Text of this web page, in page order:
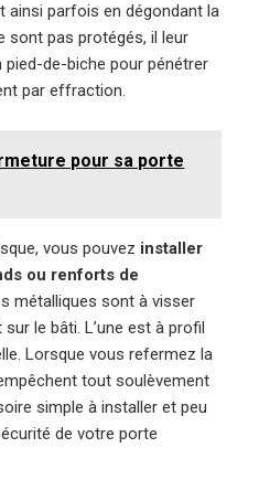
ainsi parfois en dégondant la
sont pas protégés, il leur
de-biche pour pénétrer
par effraction.
pour sa porte
vous pouvez installer
ou renforts de
métalliques sont à visser
le bâti. L’une est à profil
Lorsque vous refermez la
tout soulèvement
simple à installer et peu
de votre porte